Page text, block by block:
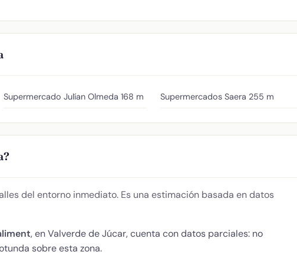
Supermercado Julían Olmeda 168 m Supermercados Saera 255 m
del entorno inmediato. Es una estimación basada en datos
, en Valverde de Júcar, cuenta con datos parciales: no
sobre esta zona.